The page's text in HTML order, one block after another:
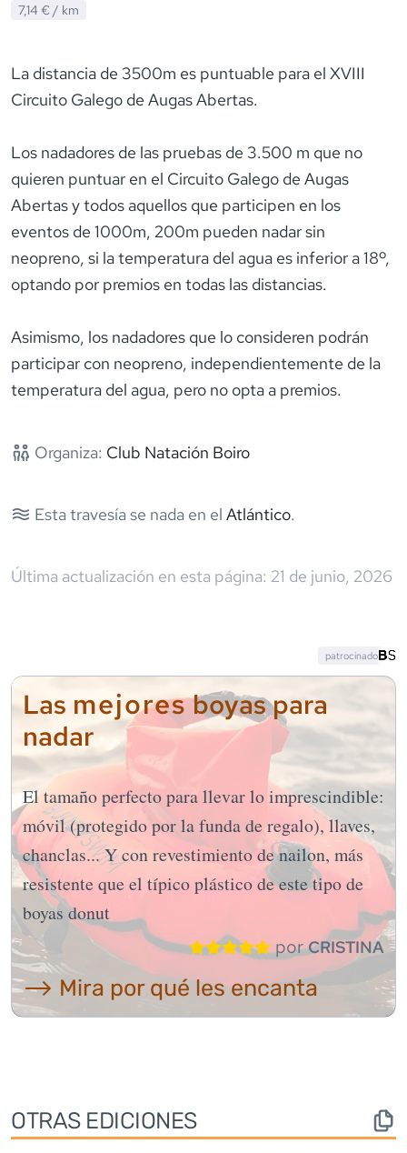
7,14 € / km
La distancia de 3500m es puntuable para el XVIII
Circuito Galego de Augas Abertas.
Los nadadores de las pruebas de 3.500 m que no
quieren puntuar en el Circuito Galego de Augas
Abertas y todos aquellos que participen en los
eventos de 1000m, 200m pueden nadar sin
neopreno, si la temperatura del agua es inferior a 18º,
optando por premios en todas las distancias.
Asimismo, los nadadores que lo consideren podrán
participar con neopreno, independientemente de la
temperatura del agua, pero no opta a premios.
Organiza: Club Natación Boiro
Esta travesía se nada en el Atlántico.
Última actualización en esta página: 21 de junio, 2026
Las mejoresboyas para
nadar
El tamaño perfecto para llevar lo imprescindible:
móvil (protegido por la funda de regalo), llaves,
chanclas... Y con revestimiento de nailon, más
resistente que el típico plástico de este tipo de
boyas donut
porCRISTINA
⟶ Mira por qué les encanta
patrocinado
OTRAS EDICIONES